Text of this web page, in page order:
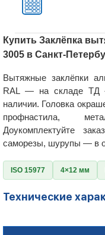
Купить Заклёпка
3005 в Санкт-
Вытяжные заклёпки
RAL — на складе ТД
наличии. Головка
профнастила,
Доукомплектуйте
саморезы, шурупы — в
ISO 15977 4×12 мм
Технические